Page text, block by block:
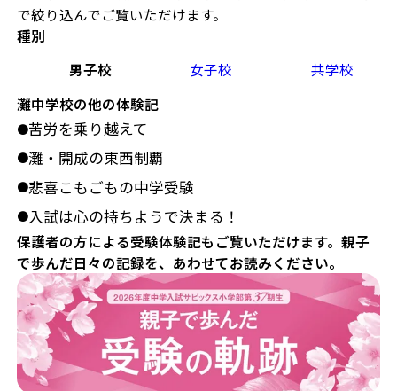
で絞り込んでご覧いただけます。
種別
男子校
女子校
共学校
灘中学校の他の体験記
●苦労を乗り越えて
●灘・開成の東西制覇
●悲喜こもごもの中学受験
●入試は心の持ちようで決まる！
保護者の方による受験体験記もご覧いただけます。親子
で歩んだ日々の記録を、あわせてお読みください。